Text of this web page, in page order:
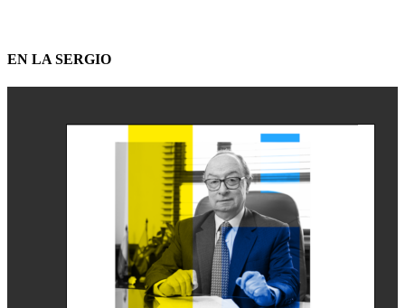
EN LA SERGIO